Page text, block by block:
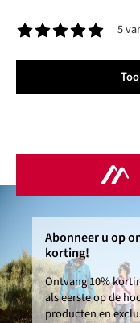
5
Abonneer u op
korting!
Ontvang 10%
als eerste op de
producten en